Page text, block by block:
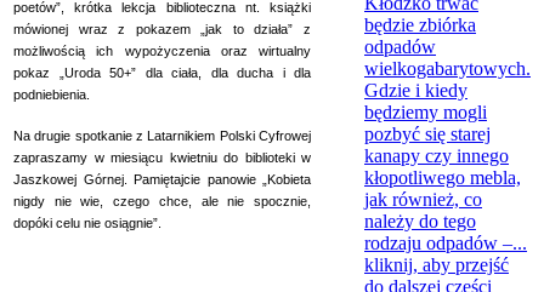
poetów”, krótka lekcja biblioteczna nt. książki
mówionej wraz z pokazem „jak to działa” z
możliwością ich wypożyczenia oraz wirtualny
pokaz „Uroda 50+” dla ciała, dla ducha i dla
podniebienia.
Na drugie spotkanie z Latarnikiem Polski Cyfrowej
zapraszamy w miesiącu kwietniu do biblioteki w
Jaszkowej Górnej. Pamiętajcie panowie „Kobieta
nigdy nie wie, czego chce, ale nie spocznie,
dopóki celu nie osiągnie”.
będzie zbiórka
odpadów
wielkogabarytowych.
Gdzie i kiedy
będziemy mogli
pozbyć się starej
kanapy czy innego
kłopotliwego mebla,
jak również, co
należy do tego
rodzaju odpadów –...
kliknij, aby przejść
do dalszej części